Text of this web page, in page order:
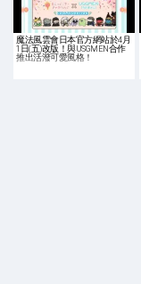
魔法風雲會日本官方網站於4月
1日(五)改版！與USGMEN合作
推出活潑可愛風格！